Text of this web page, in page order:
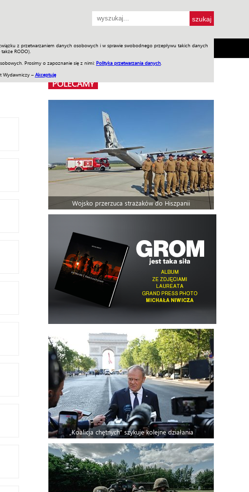
z przetwarzaniem danych osobowych i w sprawie swobodnego przepływu takich danych
RODO).
Prosimy o zapoznanie się z nimi: Polityka przetwarzania danych
Wydawniczy – Akceptuję
ENGLISH SKLEP Jednodniówki Praca w WIW
POLECAMY
Wojsko przerzuca strażaków do Hiszpanii
„Koalicja chętnych” szykuje kolejne działania